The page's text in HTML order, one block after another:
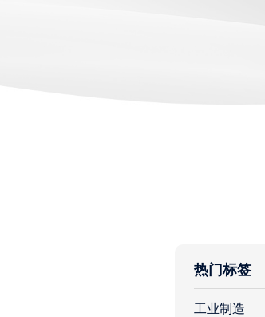
热门标签
工业制造